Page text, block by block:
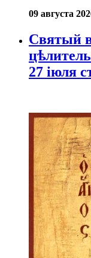
09 августа
Святый
27 іюля